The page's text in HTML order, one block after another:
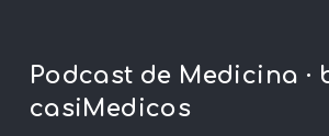
Podcast de Medicina ·
casiMedicos